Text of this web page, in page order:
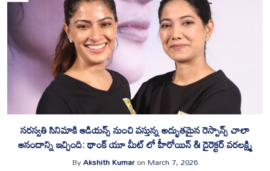
సరస్వతి సినిమాకి ఆడియన్స్ నుంచి వస్తున్న అద్భుతమైన రెస్పాన్స్ చాలా
ఆనందాన్ని ఇచ్చింది: థాంక్ యూ మీట్ లో హీరోయిన్ & డైరెక్టర్ వరలక్ష్మి
ByAkshith KumaronMarch 7, 2026